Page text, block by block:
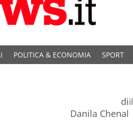
POLITICA & ECONOMIA SPORT
di
Danila Chenal
il